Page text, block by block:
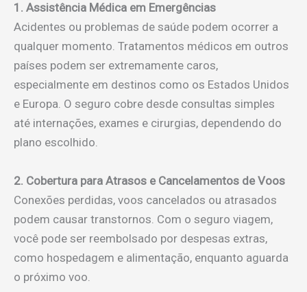
1. Assistência Médica em Emergências
Acidentes ou problemas de saúde podem ocorrer a
qualquer momento. Tratamentos médicos em outros
países podem ser extremamente caros,
especialmente em destinos como os Estados Unidos
e Europa. O seguro cobre desde consultas simples
até internações, exames e cirurgias, dependendo do
plano escolhido.
2. Cobertura para Atrasos e Cancelamentos de Voos
Conexões perdidas, voos cancelados ou atrasados
podem causar transtornos. Com o seguro viagem,
você pode ser reembolsado por despesas extras,
como hospedagem e alimentação, enquanto aguarda
o próximo voo.